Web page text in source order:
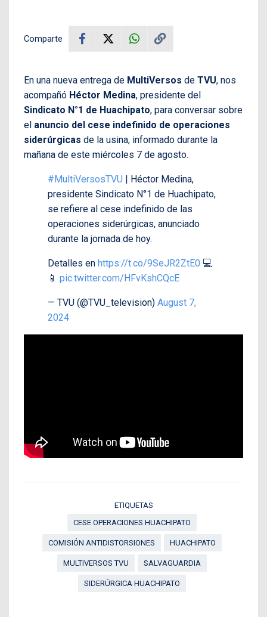
Comparte
En una nueva entrega de MultiVersos de TVU, nos
acompañó Héctor Medina, presidente del
Sindicato N°1 de Huachipato, para conversar sobre
el anuncio del cese indefinido de operaciones
siderúrgicas de la usina, informado durante la
mañana de este miércoles 7 de agosto.
#MultiVersosTVU | Héctor Medina,
presidente Sindicato N°1 de Huachipato,
se refiere al cese indefinido de las
operaciones siderúrgicas, anunciado
durante la jornada de hoy.
Detalles en https://t.co/9SeJR2ZtE0 💻
📱 pic.twitter.com/HFvKshCQcE
— TVU (@TVU_television) August 7,
2024
ETIQUETAS
CESE OPERACIONES HUACHIPATO
COMISIÓN ANTIDISTORSIONES HUACHIPATO
MULTIVERSOS TVU SALVAGUARDIA
SIDERÚRGICA HUACHIPATO